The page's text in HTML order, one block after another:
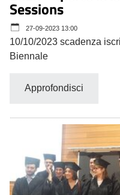
Sessions
27-09-2023 13:00
10/10/2023 scadenza
Biennale
Approfondisci